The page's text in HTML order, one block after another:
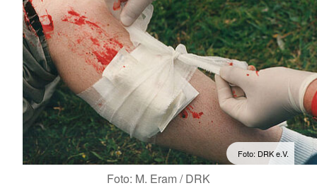
Foto: DRK e.V.
Foto: M. Eram / DRK